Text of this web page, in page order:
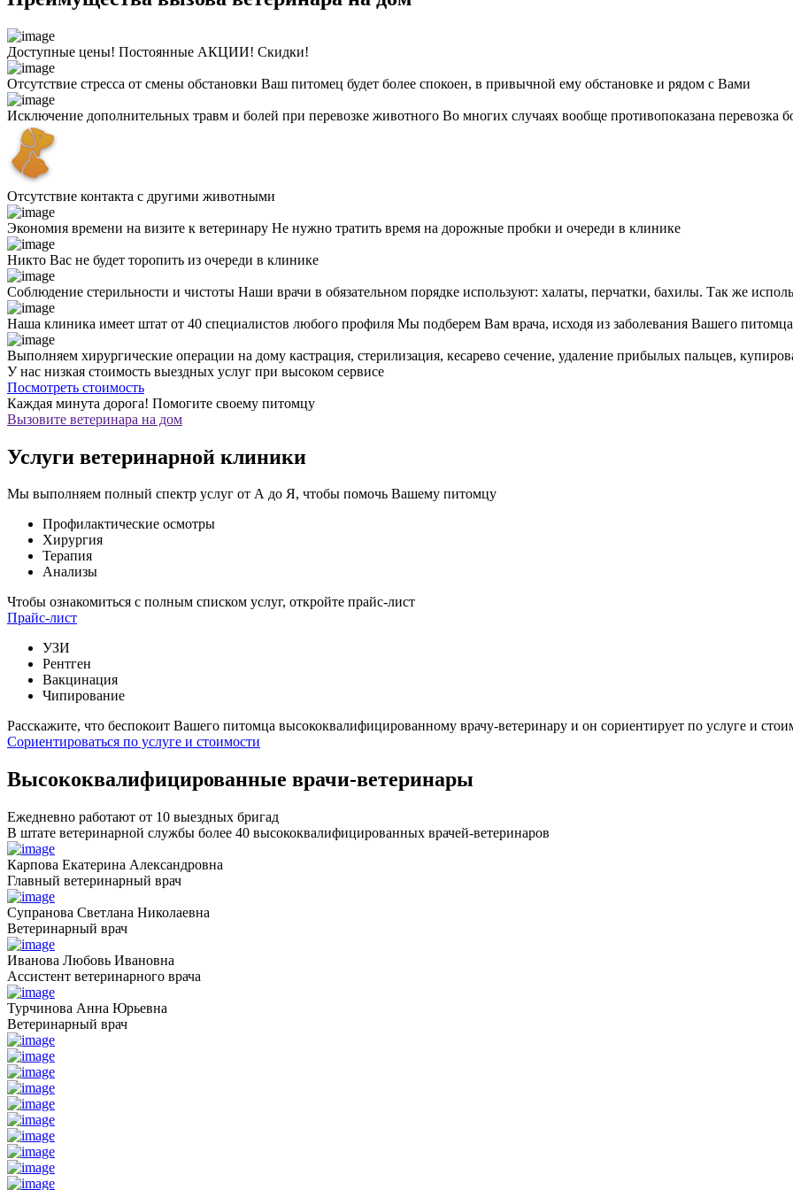
Доступные цены! Постоянные АКЦИИ! Скидки!
Отсутствие стресса от смены обстановки Ваш питомец будет более спокоен, в привычной ему обстановке и рядом с Вами
Исключение дополнительных травм и болей при перевозке животного Во многих случаях вообще противопоказана перевозка
Отсутствие контакта с другими животными
Экономия времени на визите к ветеринару Не нужно тратить время на дорожные пробки и очереди в клинике
Никто Вас не будет торопить из очереди в клинике
Соблюдение стерильности и чистоты Наши врачи в обязательном порядке используют: халаты, перчатки, бахилы. Так же
Наша клиника имеет штат от 40 специалистов любого профиля Мы подберем Вам врача, исходя из заболевания Вашего питомца
Выполняем хирургические операции на дому кастрация, стерилизация, кесарево сечение, удаление прибылых пальцев,
У нас низкая стоимость выездных услуг при высоком сервисе
Посмотреть стоимость
Каждая минута дорога! Помогите своему питомцу
Вызовите ветеринара на дом
Услуги ветеринарной клиники
Мы выполняем полный спектр услуг от А до Я, чтобы помочь Вашему питомцу
Профилактические осмотры
Хирургия
Терапия
Анализы
Чтобы ознакомиться с полным списком услуг, откройте прайс-лист
Прайс-лист
УЗИ
Рентген
Вакцинация
Чипирование
Расскажите, что беспокоит Вашего питомца высококвалифицированному врачу-ветеринару и он сориентирует по услуге и
Сориентироваться по услуге и стоимости
Высококвалифицированные врачи-ветеринары
Ежедневно работают от 10 выездных бригад
В штате ветеринарной службы более 40 высококвалифицированных врачей-ветеринаров
Карпова Екатерина Александровна
Главный ветеринарный врач
Супранова Светлана Николаевна
Ветеринарный врач
Иванова Любовь Ивановна
Ассистент ветеринарного врача
Турчинова Анна Юрьевна
Ветеринарный врач